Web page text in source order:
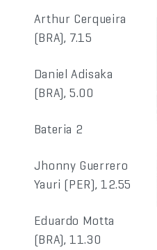
Arthur Cerqueira
(BRA), 7.15
Daniel Adisaka
(BRA), 5.00
Bateria 2
Jhonny Guerrero
Yauri (PER), 12.55
Eduardo Motta
(BRA), 11.30